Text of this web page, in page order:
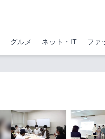
グルメ ネット・IT ファ